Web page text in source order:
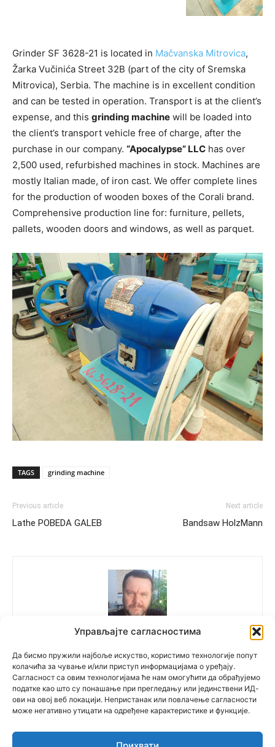
Управљајте сагласностима
Да бисмо пружили најбоље искуство, користимо технологије попут
колачића за чување и/или приступ информацијама о уређају.
Сагласност са овим технологијама ће нам омогућити да обрађујемо
податке као што су понашање при прегледању или јединствени ИД-
ови на овој веб локацији. Непристанак или повлачење сагласности
може негативно утицати на одређене карактеристике и функције.
Grinder SF 3628-21 is located in Mačvanska Mitrovica,
Žarka Vučinića Street 32B (part of the city of Sremska
Mitrovica), Serbia. The machine is in excellent condition
and can be tested in operation. Transport is at the client’s
expense, and this grinding machine will be loaded into
the client’s transport vehicle free of charge, after the
purchase in our company. “Apocalypse” LLC has over
2,500 used, refurbished machines in stock. Machines are
mostly Italian made, of iron cast. We offer complete lines
for the production of wooden boxes of the Corali brand.
Comprehensive production line for: furniture, pellets,
pallets, wooden doors and windows, as well as parquet.
TAGS grinding machine
Previous article
Lathe POBEDA GALEB
Next article
Bandsaw HolzMann